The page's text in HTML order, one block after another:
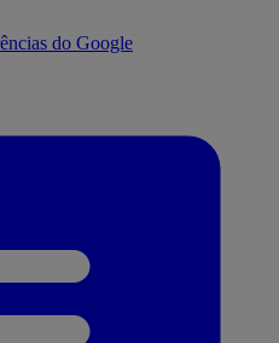
do Google